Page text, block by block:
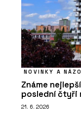
NOVINKY A
Známe
poslední čtyři
21. 6. 2026